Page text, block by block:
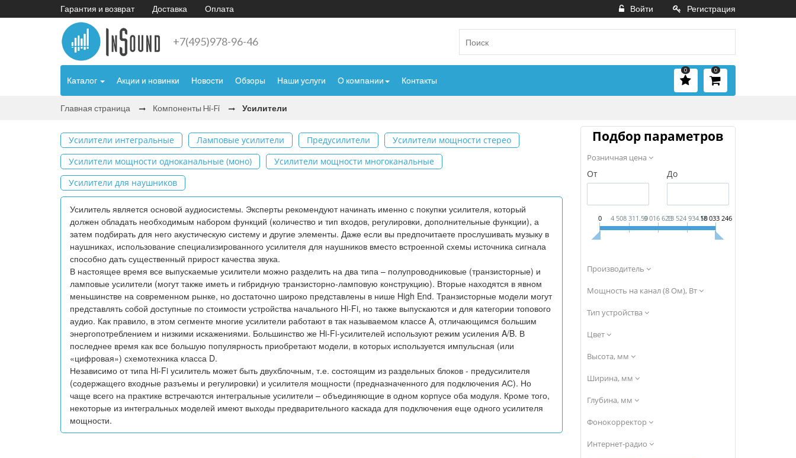
Гарантия и возврат Доставка Оплата Войти Регистрация
+7(495)978-96-46
Каталог Акции и новинки Новости Обзоры Наши услуги О компании Контакты
0
0
Главная страница Компоненты Hi‑Fi Усилители
Подбор параметров
Розничная цена
От До
0 4 508 311.509 016 62313 524 934.5018 033 246
Производитель
Мощность на канал (8 Ом), Вт
Тип устройства
Цвет
Высота, мм
Ширина, мм
Глубина, мм
Фонокорректор
Интернет-радио
Усилители интегральные Ламповые усилители Предусилители
Усилители мощности стерео
Усилители мощности одноканальные (моно)
Усилители мощности многоканальные
Усилители для наушников
Усилитель является основой аудиосистемы. Эксперты рекомендуют начинать именно с покупки усилителя, который
должен обладать необходимым набором функций (количество и тип входов, регулировки, дополнительные функции), а
затем подбирать для него акустическую систему и другие элементы. Даже если вы предпочитаете прослушивать музыку в
наушниках, использование специализированного усилителя для наушников вместо встроенной схемы источника сигнала
способно дать существенный прирост качества звука.
В настоящее время все выпускаемые усилители можно разделить на два типа – полупроводниковые (транзисторные) и
ламповые усилители (могут также иметь и гибридную транзисторно-ламповую конструкцию). Вторые находятся в явном
меньшинстве на современном рынке, но достаточно широко представлены в нише High End. Транзисторные модели могут
представлять собой доступные по стоимости устройства начального Hi-Fi, но также выпускаются и для категории топового
аудио. Как правило, в этом сегменте многие усилители работают в так называемом классе A, отличающимся большим
энергопотреблением и низкими искажениями. Большинство же Hi-Fi-усилителей используют режим усиления A/B. В
последнее время как все большую популярность приобретают модели, в которых используется импульсная (или
«цифровая») схемотехника класса D.
Независимо от типа Hi-Fi усилитель может быть двухблочным, т.е. состоящим из раздельных блоков - предусилителя
(содержащего входные разъемы и регулировки) и усилителя мощности (предназначенного для подключения АС). Но
чаще всего на практике встречаются интегральные усилители – объединяющие в одном корпусе оба модуля. Кроме того,
некоторые из интегральных моделей имеют выходы предварительного каскада для подключения еще одного усилителя
мощности.